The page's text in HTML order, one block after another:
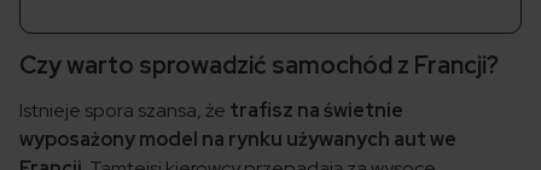
Czy warto sprowadzić samochód z Francji?
Istnieje spora szansa, że trafisz na świetnie
wyposażony model na rynku używanych aut we